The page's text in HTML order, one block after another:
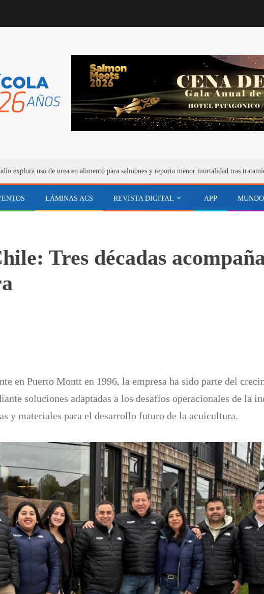
explora uso de urea en alimento para salmones y reporta menor mortalidad tras
LÁMINAS ACS REVISTA DIGITAL APP
Tres décadas
en Puerto Montt en 1996, la empresa ha sido parte del
soluciones adaptadas a los desafíos operacionales de la
y materiales para el desarrollo futuro de la acuicultura.